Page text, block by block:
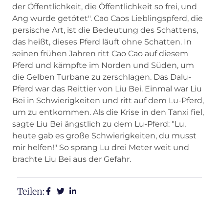
der Öffentlichkeit, die Öffentlichkeit so frei, und
Ang wurde getötet". Cao Caos Lieblingspferd, die
persische Art, ist die Bedeutung des Schattens,
das heißt, dieses Pferd läuft ohne Schatten. In
seinen frühen Jahren ritt Cao Cao auf diesem
Pferd und kämpfte im Norden und Süden, um
die Gelben Turbane zu zerschlagen. Das Dalu-
Pferd war das Reittier von Liu Bei. Einmal war Liu
Bei in Schwierigkeiten und ritt auf dem Lu-Pferd,
um zu entkommen. Als die Krise in den Tanxi fiel,
sagte Liu Bei ängstlich zu dem Lu-Pferd: "Lu,
heute gab es große Schwierigkeiten, du musst
mir helfen!" So sprang Lu drei Meter weit und
brachte Liu Bei aus der Gefahr.
Teilen: